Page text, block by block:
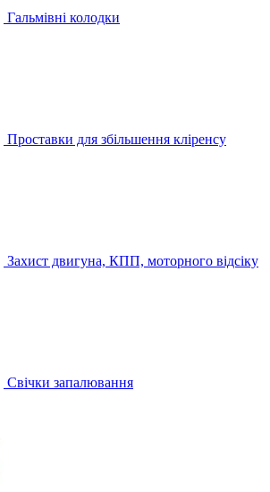
Гальмівні колодки
Проставки для збільшення кліренсу
Захист двигуна, КПП, моторного відсіку
Свічки запалювання